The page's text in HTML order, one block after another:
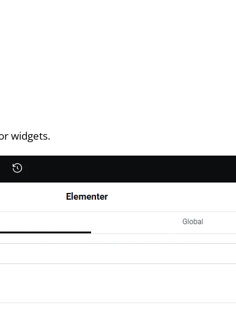
widgets.